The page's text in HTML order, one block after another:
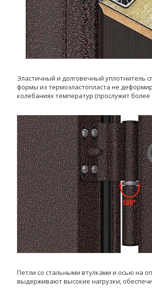
Эластичный и долговечный уплотнитель
формы из термоэластопласта не
колебаниях температур (прослужит более
Петли со стальными втулками и осью на
выдерживают высокие нагрузки,